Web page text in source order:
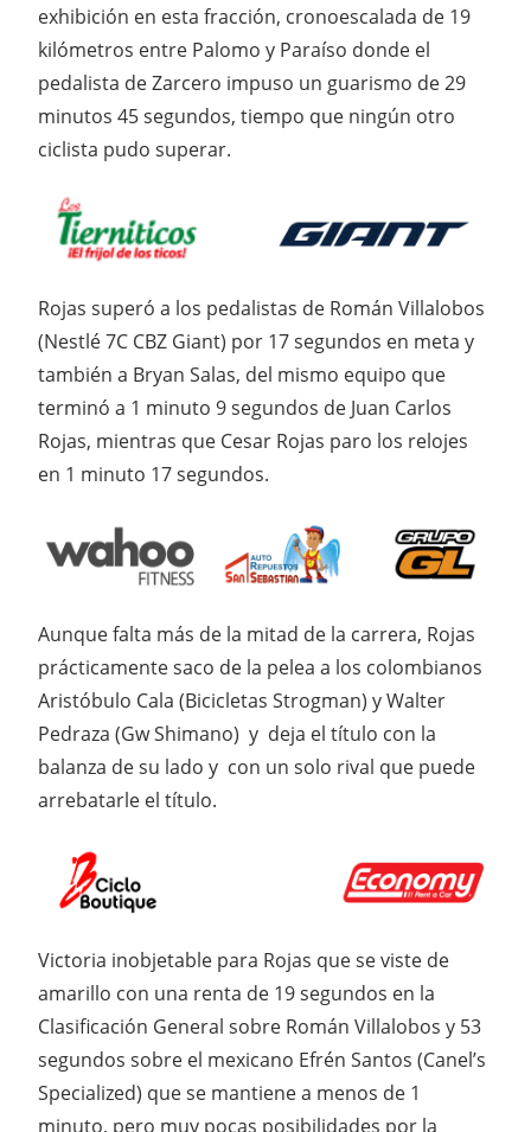
exhibición en esta fracción, cronoescalada de 19
kilómetros entre Palomo y Paraíso donde el
pedalista de Zarcero impuso un guarismo de 29
minutos 45 segundos, tiempo que ningún otro
ciclista pudo superar.
Rojas superó a los pedalistas de Román Villalobos
(Nestlé 7C CBZ Giant) por 17 segundos en meta y
también a Bryan Salas, del mismo equipo que
terminó a 1 minuto 9 segundos de Juan Carlos
Rojas, mientras que Cesar Rojas paro los relojes
en 1 minuto 17 segundos.
Aunque falta más de la mitad de la carrera, Rojas
prácticamente saco de la pelea a los colombianos
Aristóbulo Cala (Bicicletas Strogman) y Walter
Pedraza (Gw Shimano) y deja el título con la
balanza de su lado y con un solo rival que puede
arrebatarle el título.
Victoria inobjetable para Rojas que se viste de
amarillo con una renta de 19 segundos en la
Clasificación General sobre Román Villalobos y 53
segundos sobre el mexicano Efrén Santos (Canel’s
Specialized) que se mantiene a menos de 1
minuto, pero muy pocas posibilidades por la